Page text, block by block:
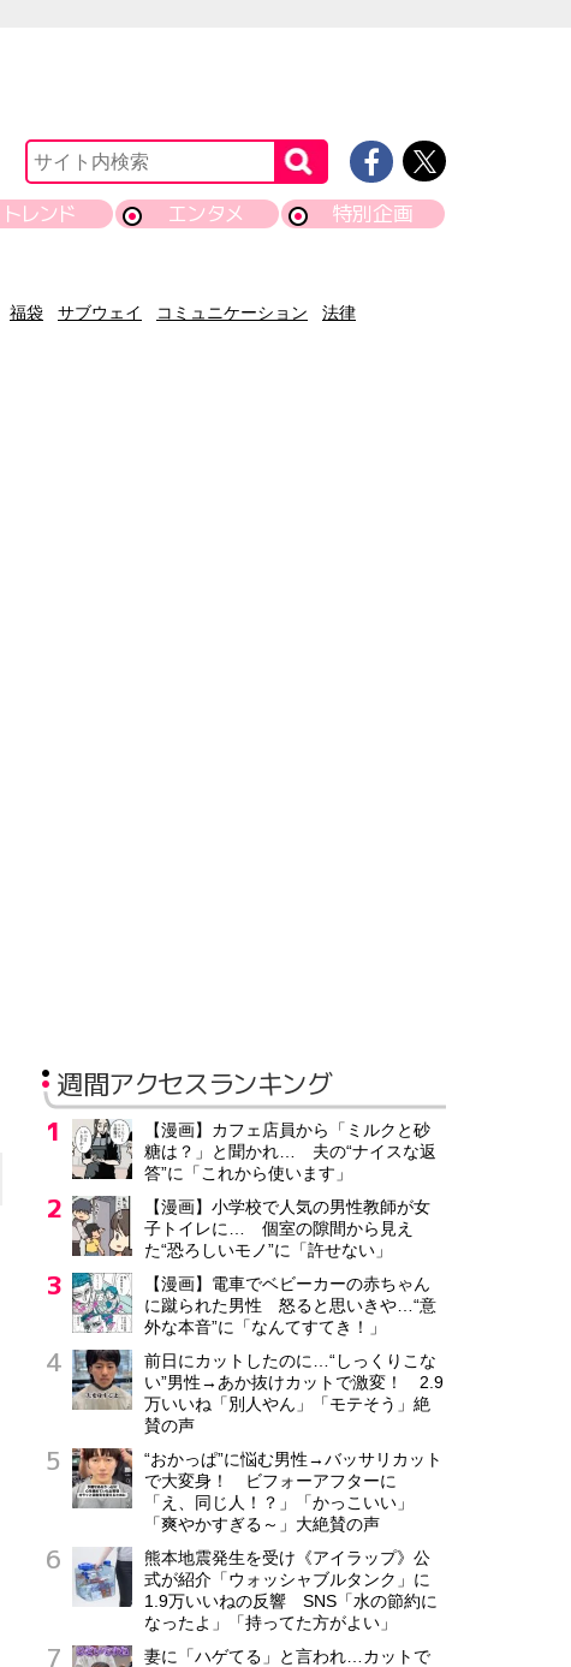
トレンド エンタメ 特別企画
福袋 サブウェイ コミュニケーション
法律
週間アクセスランキング
【漫画】カフェ店員から「ミルクと砂
糖は？」と聞かれ… 夫の“ナイスな返
答”に「これから使います」
【漫画】小学校で人気の男性教師が女
子トイレに… 個室の隙間から見え
た“恐ろしいモノ”に「許せない」
【漫画】電車でベビーカーの赤ちゃん
に蹴られた男性 怒ると思いきや…“意
外な本音”に「なんてすてき！」
前日にカットしたのに…“しっくりこな
い”男性→あか抜けカットで激変！ 2.9
万いいね「別人やん」「モテそう」絶
賛の声
“おかっぱ”に悩む男性→バッサリカット
で大変身！ ビフォーアフターに
「え、同じ人！？」「かっこいい」
「爽やかすぎる～」大絶賛の声
熊本地震発生を受け《アイラップ》公
式が紹介「ウォッシャブルタンク」に
1.9万いいねの反響 SNS「水の節約に
なったよ」「持ってた方がよい」
妻に「ハゲてる」と言われ…カットで